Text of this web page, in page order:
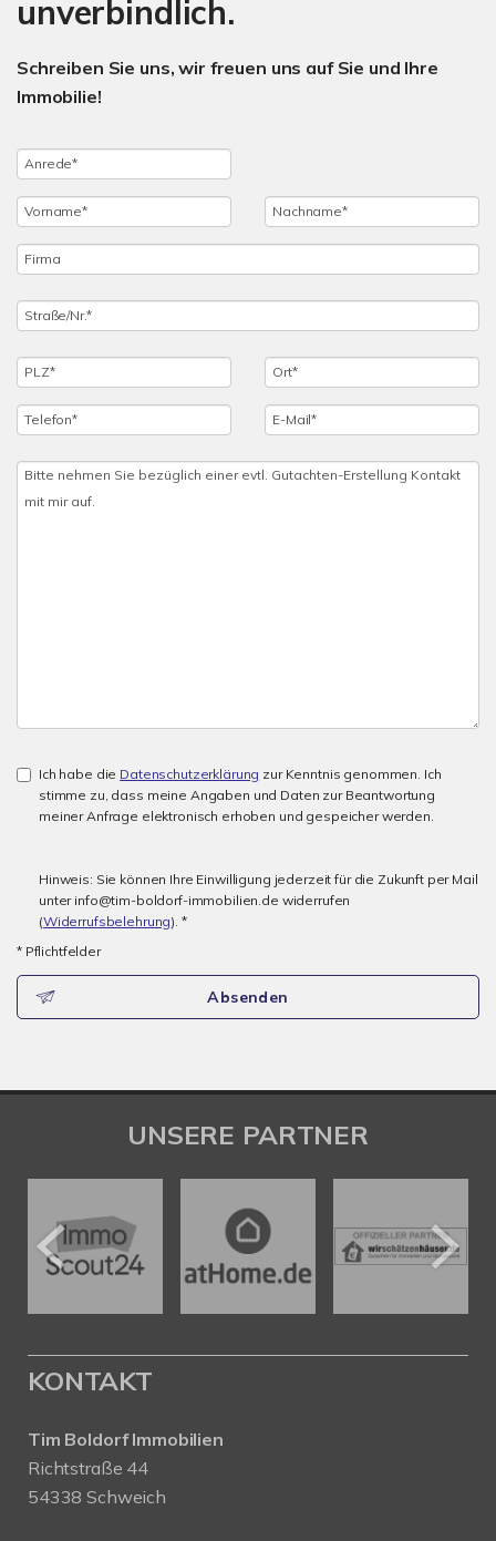
unverbindlich.
Schreiben Sie uns, wir freuen uns auf Sie und Ihre
Immobilie!
Ich habe die Datenschutzerklärung zur Kenntnis genommen. Ich
stimme zu, dass meine Angaben und Daten zur Beantwortung
meiner Anfrage elektronisch erhoben und gespeicher werden.
Hinweis: Sie können Ihre Einwilligung jederzeit für die Zukunft per Mail
unter info@tim-boldorf-immobilien.de widerrufen
(Widerrufsbelehrung). *
* Pflichtfelder
Absenden
UNSERE PARTNER
KONTAKT
Tim Boldorf Immobilien
Richtstraße 44
54338 Schweich